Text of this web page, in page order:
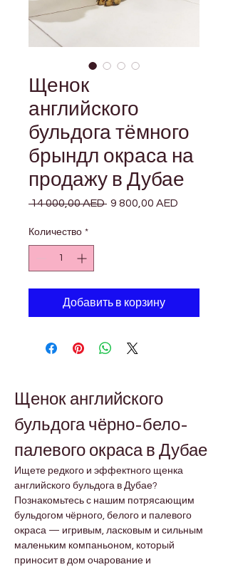
Щенок
английского
бульдога тёмного
брындл окраса на
продажу в Дубае
14 000,00 AED Обычная
9 800,00 AED
Количество *
Добавить в корзину
Щенок английского
бульдога чёрно-бело-
палевого окраса в Дубае
Ищете редкого и эффектного щенка
английского бульдога в Дубае?
Познакомьтесь с нашим потрясающим
бульдогом чёрного, белого и палевого
окраса — игривым, ласковым и сильным
маленьким компаньоном, который
приносит в дом очарование и